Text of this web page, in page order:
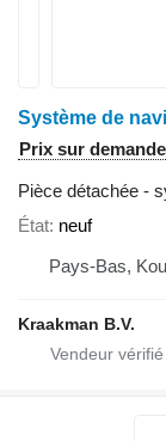
Prix sur demande
Pièce détachée -
État neuf
Pays-Bas,
Kraakman B.V.